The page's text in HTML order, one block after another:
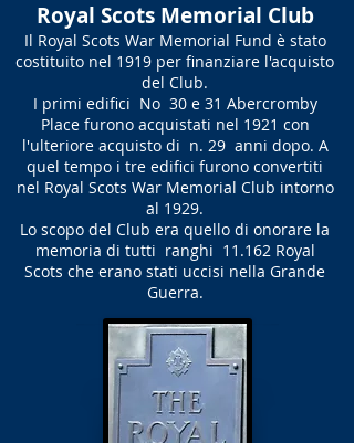
Royal Scots Memorial Club
Il Royal Scots War Memorial Fund è stato
costituito nel 1919 per finanziare l'acquisto
del Club.
I primi edifici No 30 e 31 Abercromby
Place furono acquistati nel 1921 con
l'ulteriore acquisto di n. 29 anni dopo. A
quel tempo i tre edifici furono convertiti
nel Royal Scots War Memorial Club intorno
al 1929.
Lo scopo del Club era quello di onorare la
memoria di tutti ranghi 11.162 Royal
Scots che erano stati uccisi nella Grande
Guerra.